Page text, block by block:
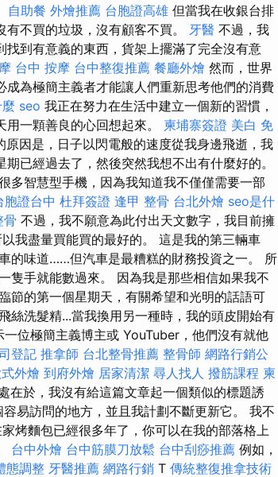
自助餐 外燴推薦 台胞證高雄 但當我在收銀台排
不買的垃圾，沒有顧客不買。 牙醫 不過，我
到有意義的東西，貨架上擺滿了完全沒有意
台中 按摩 台中整復推薦 餐廳外燴 然而，世界
為極簡主義者才能讓人們重新思考他們的消費
seo 我正在努力在生活中建立一個新的習慣，
一顆善良的心回想起來。 柬埔寨簽證 美白 免
原因是，日子以閃電般的速度從我身邊飛逝，我
已經過去了，然後突然我想不出有什麼好的。
多智慧型手機，因為我知道我不僅僅需要一部
胞證台中 杜拜簽證 逢甲 整骨 台北外燴 seo是什
骨 不過，我不願意為此付出天文數字，我目前擁
以我盡量買能買的最好的。 這是我的第三輛車
的味道……但汽車是最糟糕的財務投資之一。 所
隻手就能數過來。 因為我是那些相信如果我不
節的第一個星期天，有關希望和光明的話語可
絲洗髮精...當我換用另一種時，我的頭皮開始有
位極簡主義博主或 YouTuber，他們沒有就他
登記 推拿師 台北整骨推薦 整骨師 網路行銷公
外燴 到府外燴 居家清潔 尋人找人 撥筋課程 柬
在於，我沒有給這篇文章起一個類似的標題誘
易訪問的地方，並且我計劃不斷更新它。 我不
烤麵包已經很多年了，你可以在我的部落格上
台中外燴 台中筋膜刀放鬆 台中刮痧推薦 例如，
態調整 牙醫推薦 網路行銷 T 傳統整復推拿技術